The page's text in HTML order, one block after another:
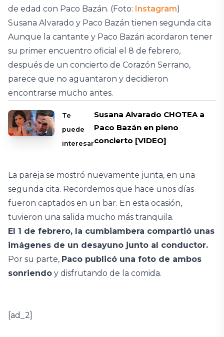
de edad con Paco Bazán. (Foto: Instagram)
Susana Alvarado y Paco Bazán tienen segunda cita
Aunque la cantante y Paco Bazán acordaron tener
su primer encuentro oficial el 8 de febrero,
después de un concierto de Corazón Serrano,
parece que no aguantaron y decidieron
encontrarse mucho antes.
Te
puede
interesar
Susana Alvarado CHOTEA a
Paco Bazán en pleno
concierto [VIDEO]
La pareja se mostró nuevamente junta, en una
segunda cita. Recordemos que hace unos días
fueron captados en un bar. En esta ocasión,
tuvieron una salida mucho más tranquila.
El 1 de febrero, la cumbiambera compartió unas
imágenes de un desayuno junto al conductor.
Por su parte, Paco publicó una foto de ambos
sonriendo y disfrutando de la comida.
[ad_2]